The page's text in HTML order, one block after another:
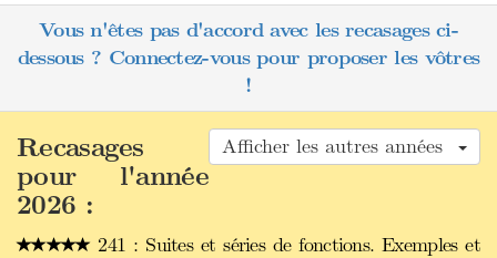
Vous n'êtes pas d'accord avec les recasages ci-
dessous ? Connectez-vous pour proposer les vôtres
!
Afficher les autres années
Recasages
pour l'année
2026 :
241 : Suites et séries de fonctions. Exemples et